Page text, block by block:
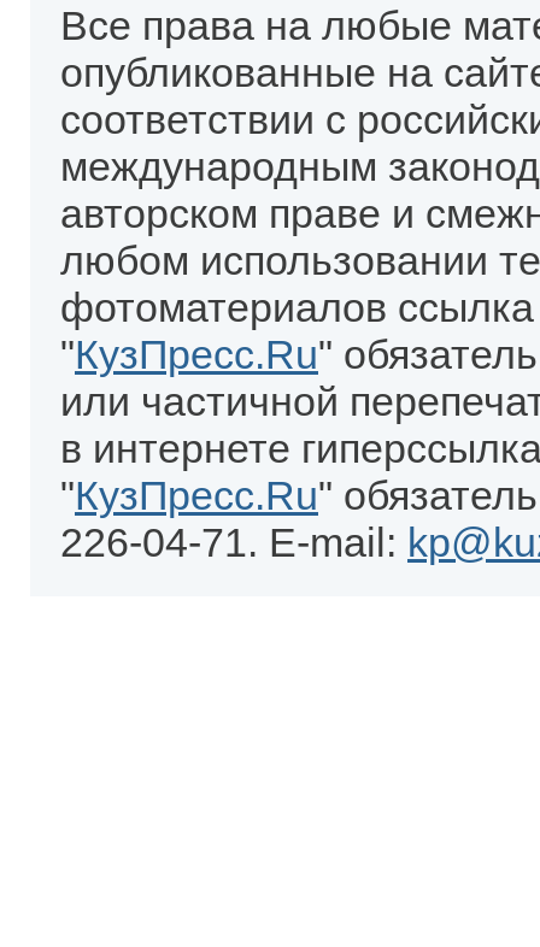
Все права на любые
опубликованные на
соответствии с
международным
авторском праве и
любом использовании
фотоматериалов
"КузПресс.Ru"
или частичной
в интернете
"КузПресс.Ru"
226-04-71. E-mail: